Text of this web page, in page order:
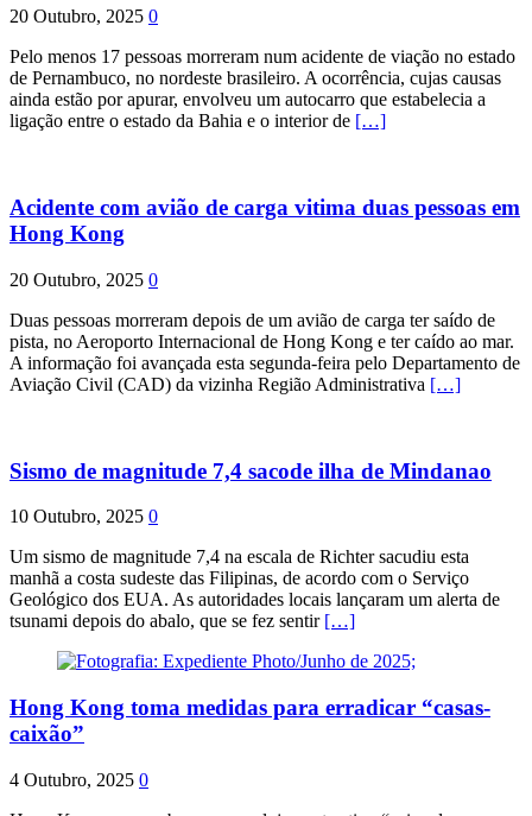
20 Outubro, 2025 0
Pelo menos 17 pessoas morreram num acidente de viação no estado
de Pernambuco, no nordeste brasileiro. A ocorrência, cujas causas
ainda estão por apurar, envolveu um autocarro que estabelecia a
ligação entre o estado da Bahia e o interior de […]
Acidente com avião de carga vitima duas pessoas em
Hong Kong
20 Outubro, 2025 0
Duas pessoas morreram depois de um avião de carga ter saído de
pista, no Aeroporto Internacional de Hong Kong e ter caído ao mar.
A informação foi avançada esta segunda-feira pelo Departamento de
Aviação Civil (CAD) da vizinha Região Administrativa […]
Sismo de magnitude 7,4 sacode ilha de Mindanao
10 Outubro, 2025 0
Um sismo de magnitude 7,4 na escala de Richter sacudiu esta
manhã a costa sudeste das Filipinas, de acordo com o Serviço
Geológico dos EUA. As autoridades locais lançaram um alerta de
tsunami depois do abalo, que se fez sentir […]
Hong Kong toma medidas para erradicar “casas-
caixão”
4 Outubro, 2025 0